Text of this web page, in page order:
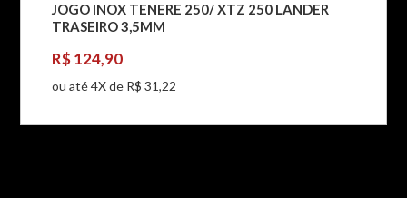
JOGO INOX TENERE 250/ XTZ 250 LANDER
TRASEIRO 3,5MM
R$ 124,90
ou até 4X de R$ 31,22